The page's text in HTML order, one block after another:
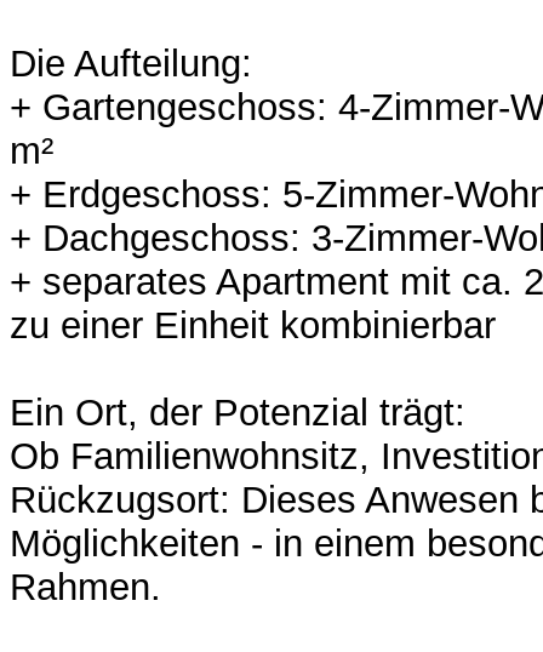
Die Aufteilung:
+ Gartengeschoss: 4-Zimmer-
m²
+ Erdgeschoss: 5-Zimmer-
+ Dachgeschoss: 3-Zimmer-
+ separates Apartment mit ca.
zu einer Einheit kombinierbar
Ein Ort, der Potenzial trägt:
Ob Familienwohnsitz,
Rückzugsort: Dieses Anwesen
Möglichkeiten - in einem
Rahmen.